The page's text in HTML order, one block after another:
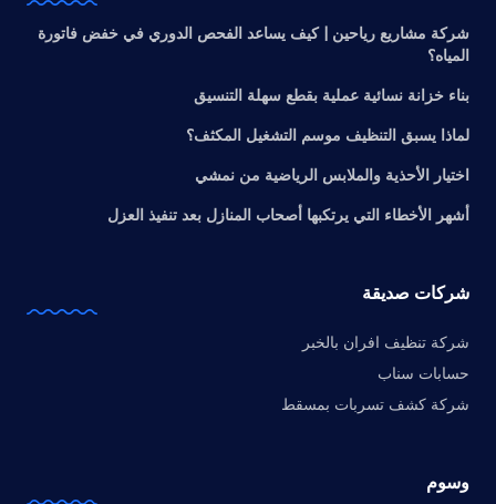
شركة مشاريع رياحين | كيف يساعد الفحص الدوري في خفض فاتورة
المياه؟
بناء خزانة نسائية عملية بقطع سهلة التنسيق
لماذا يسبق التنظيف موسم التشغيل المكثف؟
اختيار الأحذية والملابس الرياضية من نمشي
أشهر الأخطاء التي يرتكبها أصحاب المنازل بعد تنفيذ العزل
شركات صديقة
شركة تنظيف افران بالخبر
حسابات سناب
شركة كشف تسربات بمسقط
وسوم